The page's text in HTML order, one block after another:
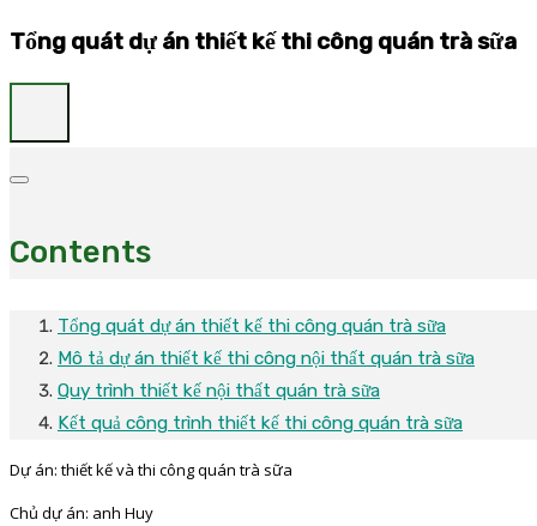
Tổng quát dự án thiết kế thi công quán trà sữa
Contents
Tổng quát dự án thiết kế thi công quán trà sữa
Mô tả dự án thiết kế thi công nội thất quán trà sữa
Quy trình thiết kế nội thất quán trà sữa
Kết quả công trình thiết kế thi công quán trà sữa
Dự án: thiết kế và thi công quán trà sữa
Chủ dự án: anh Huy